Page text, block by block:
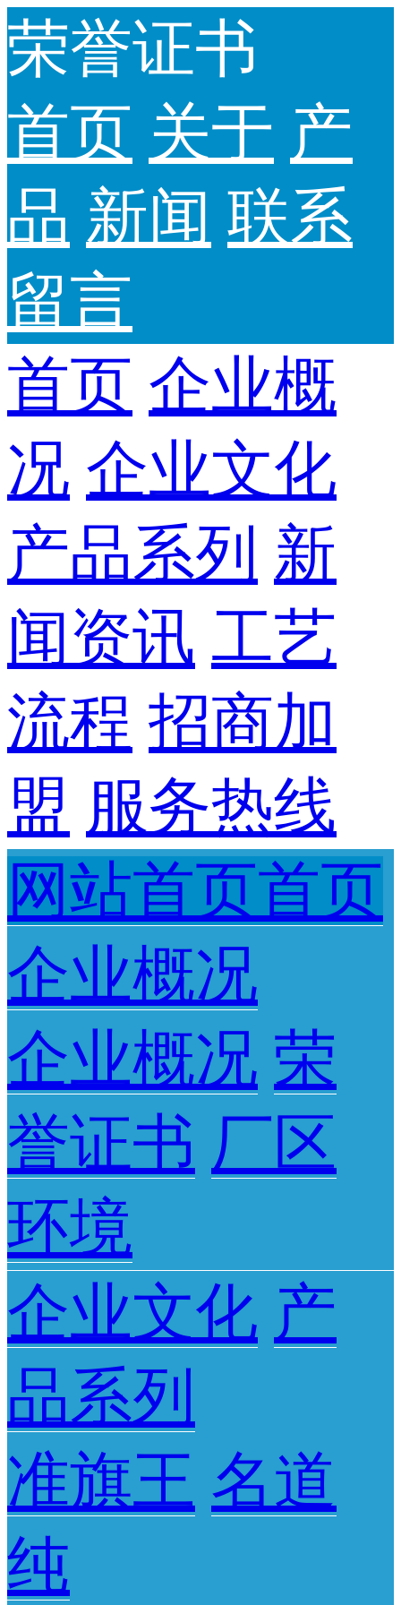
荣誉证书
首页 关于 产
品 新闻 联系
留言
首页 企业概
况 企业文化
产品系列 新
闻资讯 工艺
流程 招商加
盟 服务热线
网站首页首页
企业概况
企业概况 荣
誉证书 厂区
环境
企业文化 产
品系列
准旗王 名道
纯